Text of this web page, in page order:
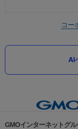
コー
AI
GMOインターネットグ